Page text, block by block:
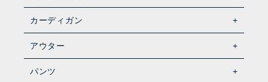
カーディガン
アウター
パンツ